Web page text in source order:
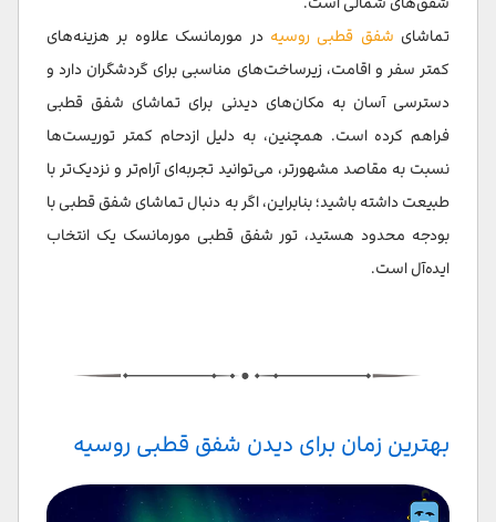
تماشای شفق قطبی روسیه در مورمانسک علاوه بر هزینه‌های
کمتر سفر و اقامت، زیرساخت‌های مناسبی برای گردشگران دارد و
دسترسی آسان به مکان‌های دیدنی برای تماشای شفق قطبی
فراهم کرده است. همچنین، به دلیل ازدحام کمتر توریست‌ها
نسبت به مقاصد مشهورتر، می‌توانید تجربه‌ای آرام‌تر و نزدیک‌تر با
طبیعت داشته باشید؛ بنابراین، اگر به دنبال تماشای شفق قطبی با
بودجه محدود هستید، تور شفق قطبی مورمانسک یک انتخاب
ایده‌آل است.
بهترین زمان برای دیدن شفق قطبی روسیه